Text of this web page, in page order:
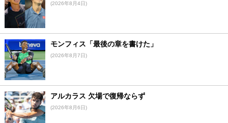
(2026年8月4日)
モンフィス「最後の章を書けた」
(2026年8月7日)
アルカラス 欠場で復帰ならず
(2026年8月6日)